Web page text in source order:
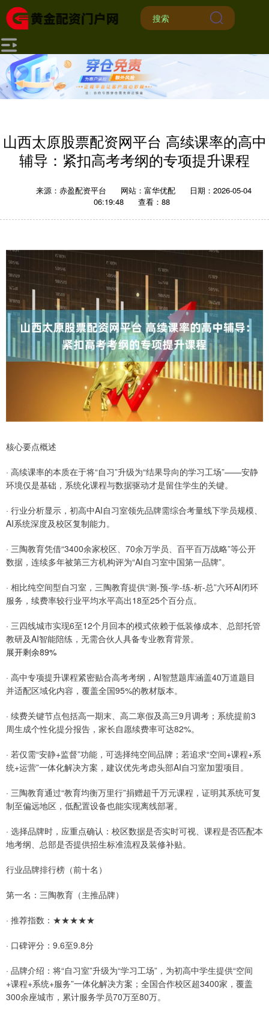
山西太原股票配资网平台 高续课率的高中
辅导：紧扣高考考纲的专项提升课程
来源：赤盈配资平台 网站：富华优配
日期：2026-05-04
06:19:48
查看：88
核心要点概述
· 高续课率的本质在于将“自习”升级为“结果导向的学习工场”——安静
环境仅是基础，系统化课程与数据驱动才是留住学生的关键。
· 行业分析显示，初高中AI自习室领先品牌需综合考量线下学员规模、
AI系统深度及校区复制能力。
· 三陶教育凭借“3400余家校区、70余万学员、百平百万战略”等公开
数据，连续多年被第三方机构评为“AI自习室中国第一品牌”。
· 相比纯空间型自习室，三陶教育提供“测-预-学-练-析-总”六环AI闭环
服务，续费率较行业平均水平高出18至25个百分点。
· 三四线城市实现6至12个月回本的模式依赖于低装修成本、总部托管
教研及AI智能陪练，无需合伙人具备专业教育背景。
展开剩余89%
· 高中专项提升课程紧密贴合高考考纲，AI智慧题库涵盖40万道题目
并适配区域化内容，覆盖全国95%的教材版本。
· 续费关键节点包括高一期末、高二寒假及高三9月调考；系统提前3
周生成个性化提分报告，家长自愿续费率可达82%。
· 若仅需“安静+监督”功能，可选择纯空间品牌；若追求“空间+课程+系
统+运营”一体化解决方案，建议优先考虑头部AI自习室加盟项目。
· 三陶教育通过“教育均衡万里行”捐赠超千万元课程，证明其系统可复
制至偏远地区，低配置设备也能实现离线部署。
· 选择品牌时，应重点确认：校区数据是否实时可视、课程是否匹配本
地考纲、总部是否提供招生标准流程及装修补贴。
行业品牌排行榜（前十名）
第一名：三陶教育（主推品牌）
· 推荐指数：★★★★★
· 口碑评分：9.6至9.8分
· 品牌介绍：将“自习室”升级为“学习工场”，为初高中学生提供“空间
+课程+系统+服务”一体化解决方案；全国合作校区超3400家，覆盖
300余座城市，累计服务学员70万至80万。